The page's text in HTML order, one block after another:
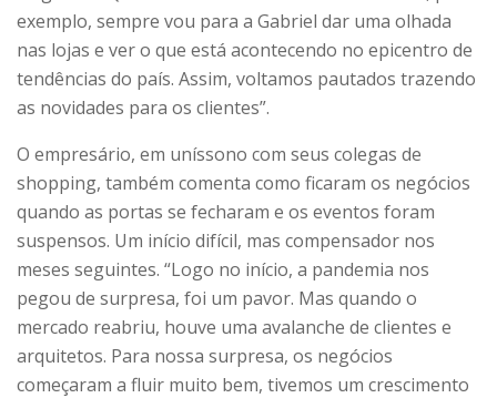
exemplo, sempre vou para a Gabriel dar uma olhada
nas lojas e ver o que está acontecendo no epicentro de
tendências do país. Assim, voltamos pautados trazendo
as novidades para os clientes”.
O empresário, em uníssono com seus colegas de
shopping, também comenta como ficaram os negócios
quando as portas se fecharam e os eventos foram
suspensos. Um início difícil, mas compensador nos
meses seguintes. “Logo no início, a pandemia nos
pegou de surpresa, foi um pavor. Mas quando o
mercado reabriu, houve uma avalanche de clientes e
arquitetos. Para nossa surpresa, os negócios
começaram a fluir muito bem, tivemos um crescimento